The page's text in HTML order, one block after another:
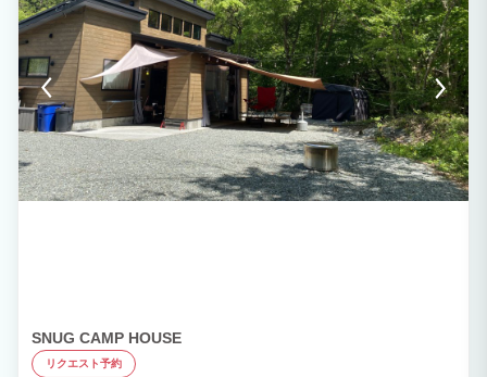
んか。
SNUG CAMP HOUSE
リクエスト予約